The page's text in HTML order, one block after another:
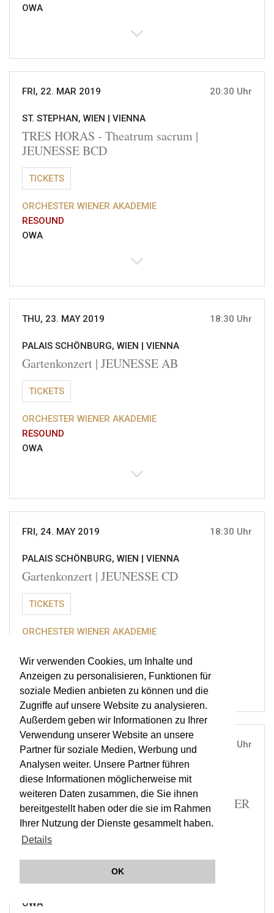
Wir verwenden Cookies, um Inhalte und
Anzeigen zu personalisieren, Funktionen für
soziale Medien anbieten zu können und die
Zugriffe auf unsere Website zu analysieren.
Außerdem geben wir Informationen zu Ihrer
Verwendung unserer Website an unsere
Partner für soziale Medien, Werbung und
Analysen weiter. Unsere Partner führen
diese Informationen möglicherweise mit
weiteren Daten zusammen, die Sie ihnen
bereitgestellt haben oder die sie im Rahmen
Ihrer Nutzung der Dienste gesammelt haben.
Details
OK
OWA
FRI, 22. MAR 2019 20:30 Uhr
ST. STEPHAN, WIEN | VIENNA
TRES HORAS - Theatrum sacrum |
JEUNESSE BCD
TICKETS
ORCHESTER WIENER AKADEMIE
RESOUND
OWA
THU, 23. MAY 2019 18:30 Uhr
PALAIS SCHÖNBURG, WIEN | VIENNA
Gartenkonzert | JEUNESSE AB
TICKETS
ORCHESTER WIENER AKADEMIE
RESOUND
OWA
FRI, 24. MAY 2019 18:30 Uhr
PALAIS SCHÖNBURG, WIEN | VIENNA
Gartenkonzert | JEUNESSE CD
TICKETS
ORCHESTER WIENER AKADEMIE
OWA
THU, 03. OCT 2019 19:30 Uhr
ÖSTERREICHISCHE AKADEMIE DER
WISSENSCHAFTEN, WIEN |VIENNA
MÄLZELS MECHANISCHER TROMPETER
| RESOUND | JEUNESSE A
TICKETS
OWA